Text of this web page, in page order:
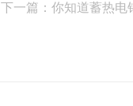
下一篇：你知道蓄热电